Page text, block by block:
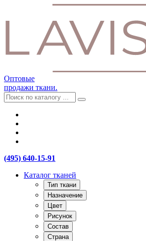
Оптовые
продажи ткани.
(495) 640-15-91
Каталог тканей
Тип ткани
Назначение
Цвет
Рисунок
Состав
Страна